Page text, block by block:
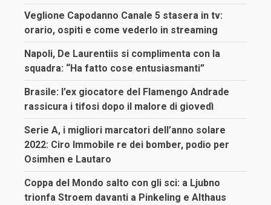
Veglione Capodanno Canale 5 stasera in tv:
orario, ospiti e come vederlo in streaming
Napoli, De Laurentiis si complimenta con la
squadra: “Ha fatto cose entusiasmanti”
Brasile: l’ex giocatore del Flamengo Andrade
rassicura i tifosi dopo il malore di giovedì
Serie A, i migliori marcatori dell’anno solare
2022: Ciro Immobile re dei bomber, podio per
Osimhen e Lautaro
Coppa del Mondo salto con gli sci: a Ljubno
trionfa Stroem davanti a Pinkeling e Althaus